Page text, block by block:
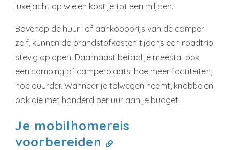
luxejacht op wielen kost je tot een miljoen.
Bovenop de huur- of aankoopprijs van de camper
zelf, kunnen de brandstofkosten tijdens een roadtrip
stevig oplopen. Daarnaast betaal je meestal ook
een camping of camperplaats: hoe meer faciliteiten,
hoe duurder. Wanneer je tolwegen neemt, knabbelen
ook die met honderd per uur aan je budget.
Je mobilhomereis
voorbereiden